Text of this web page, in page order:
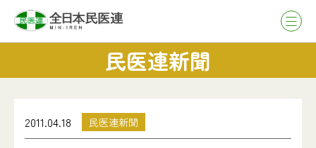
民医連新聞
2011.04.18 民医連新聞